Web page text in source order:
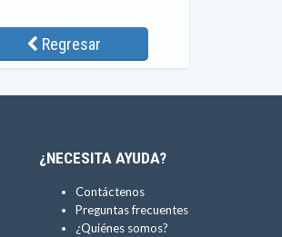
Regresar
¿NECESITA AYUDA?
Contáctenos
Preguntas frecuentes
¿Quiénes somos?